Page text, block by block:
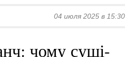
04 июля 2025 в 15:30
чому суші-